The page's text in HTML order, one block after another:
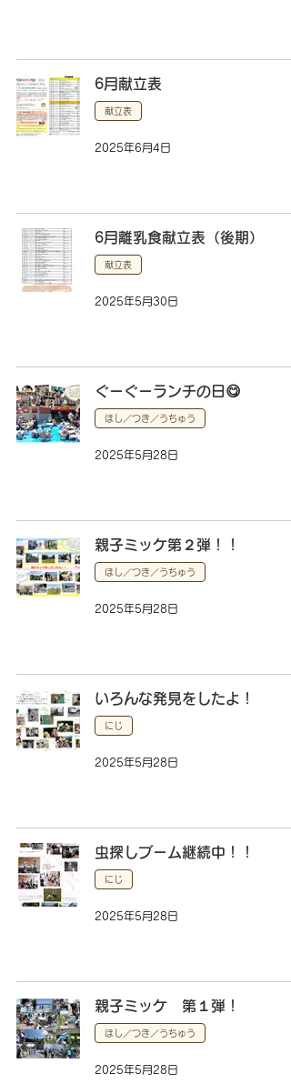
6月献立表
献立表
2025年6月4日
6月離乳食献立表（後期）
献立表
2025年5月30日
ぐーぐーランチの日😋
ほし／つき／うちゅう
2025年5月28日
親子ミッケ第２弾！！
ほし／つき／うちゅう
2025年5月28日
いろんな発見をしたよ！
にじ
2025年5月28日
虫探しブーム継続中！！
にじ
2025年5月28日
親子ミッケ 第１弾！
ほし／つき／うちゅう
2025年5月28日